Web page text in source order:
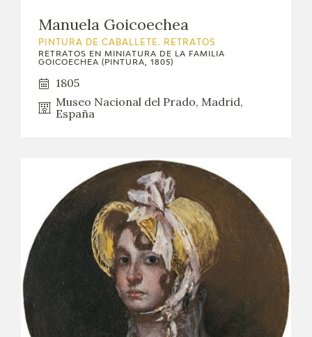
Manuela Goicoechea
PINTURA DE CABALLETE. RETRATOS
RETRATOS EN MINIATURA DE LA FAMILIA
GOICOECHEA (PINTURA, 1805)
1805
Museo Nacional del Prado, Madrid,
España